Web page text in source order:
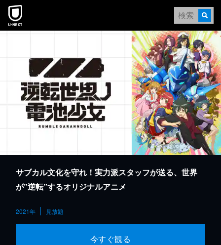
本文へスキップ
サブカル文化を守れ！実力派スタッフが送る、世界
が”逆転”するオリジナルアニメ
2021年 見放題
今すぐ観る